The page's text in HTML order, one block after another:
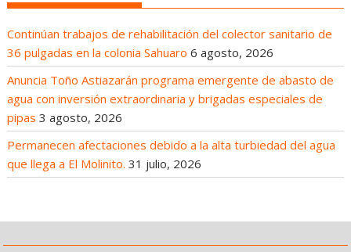
Continúan trabajos de rehabilitación del colector sanitario de
36 pulgadas en la colonia Sahuaro 6 agosto, 2026
Anuncia Toño Astiazarán programa emergente de abasto de
agua con inversión extraordinaria y brigadas especiales de
pipas 3 agosto, 2026
Permanecen afectaciones debido a la alta turbiedad del agua
que llega a El Molinito. 31 julio, 2026